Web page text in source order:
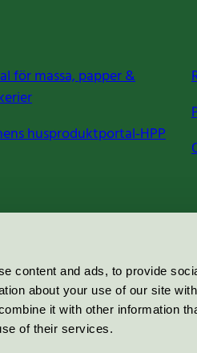
content and ads, to provide
about your use of our site
it with other information
of their services.
för massa, papper &
husproduktportal-HPP